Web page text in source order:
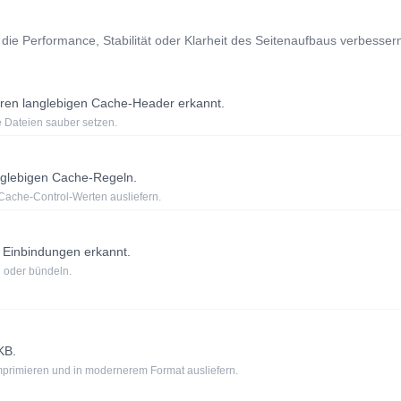
Performance, Stabilität oder Klarheit des Seitenaufbaus
langlebigen Cache-Header erkannt.
sauber setzen.
Cache-Regeln.
Control-Werten ausliefern.
erkannt.
bündeln.
und in modernerem Format ausliefern.